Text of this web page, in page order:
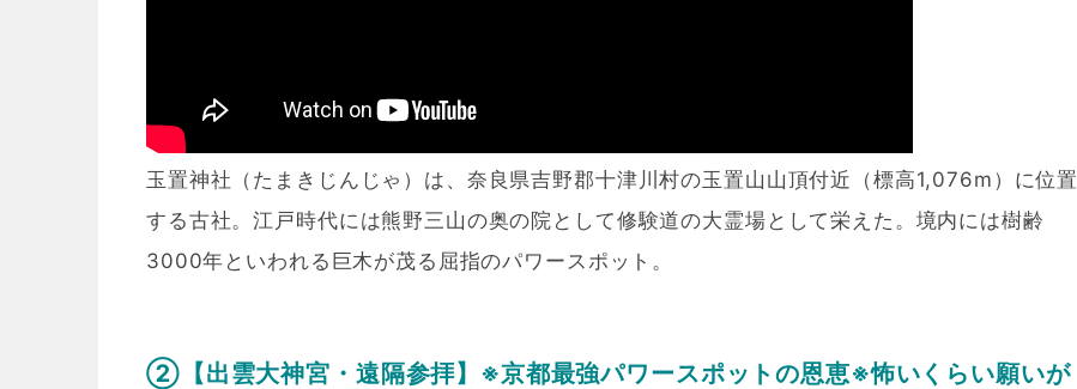
玉置神社（たまきじんじゃ）は、奈良県吉野郡十津川村の玉置山山頂付近（標高1,076m）に位置
する古社。江戸時代には熊野三山の奥の院として修験道の大霊場として栄えた。境内には樹齢
3000年といわれる巨木が茂る屈指のパワースポット。
②【出雲大神宮・遠隔参拝】※京都最強パワースポットの恩恵※怖いくらい願いが